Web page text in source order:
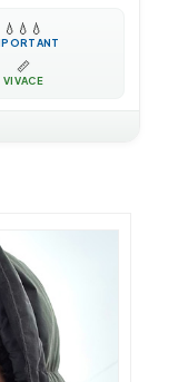
💧 💧 💧
📏
VIVACE